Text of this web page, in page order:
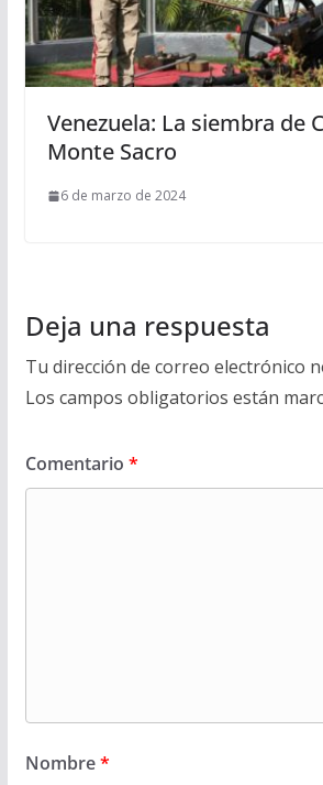
Venezuela: La siembra de
Monte Sacro
6 de marzo de 2024
Deja una respuesta
Tu dirección de correo electrónico
Los campos obligatorios están
Comentario *
Nombre*